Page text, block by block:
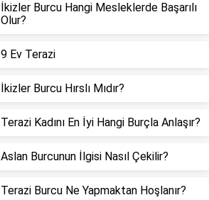
İkizler Burcu Hangi Mesleklerde Başarılı
Olur?
9 Ev Terazi
İkizler Burcu Hırslı Mıdır?
Terazi Kadını En İyi Hangi Burçla Anlaşır?
Aslan Burcunun İlgisi Nasıl Çekilir?
Terazi Burcu Ne Yapmaktan Hoşlanır?